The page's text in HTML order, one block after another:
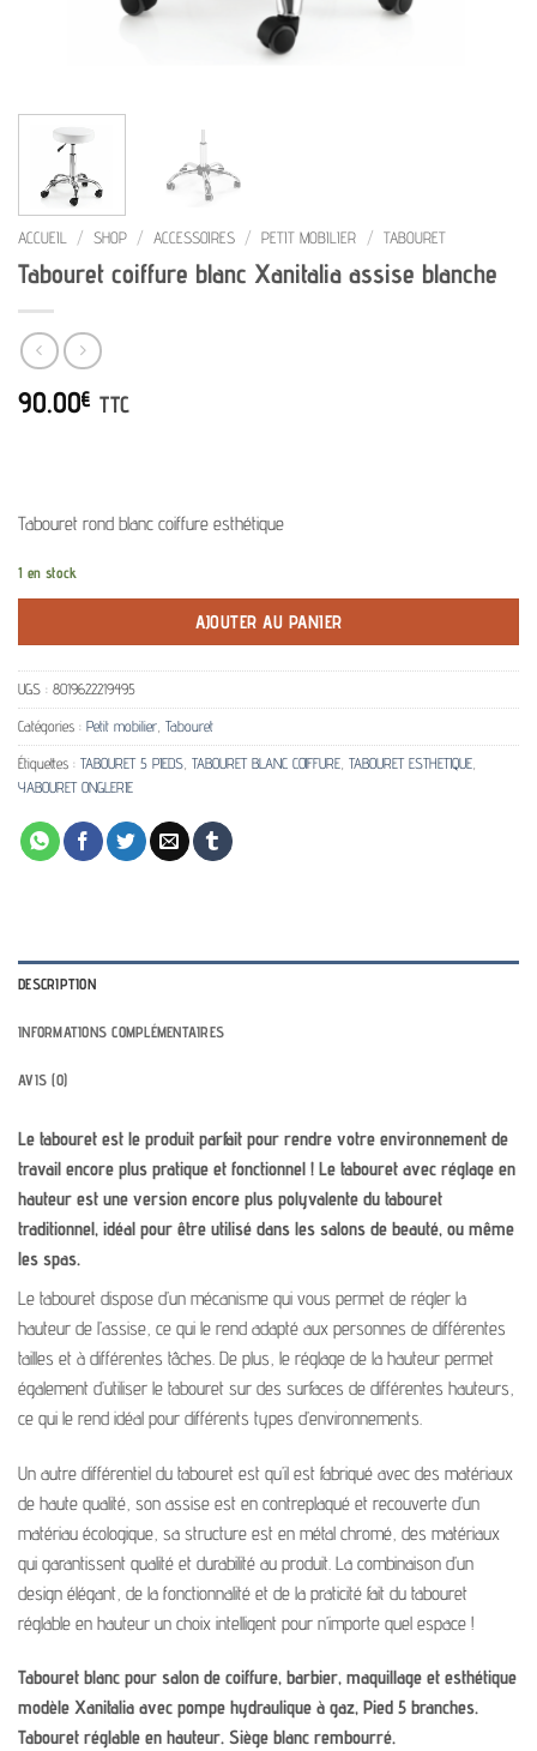
ACCUEIL / SHOP / ACCESSOIRES / PETIT MOBILIER / TABOURET
Tabouret coiffure blanc Xanitalia assise blanche
90.00€ TTC
Tabouret rond blanc coiffure esthétique
1 en stock
AJOUTER AU PANIER
UGS : 8019622219495
Catégories : Petit mobilier Tabouret
Étiquettes : TABOURET 5 PIEDS TABOURET BLANC COIFFURE TABOURET ESTHETIQUE
YABOURET ONGLERIE
DESCRIPTION
INFORMATIONS COMPLÉMENTAIRES
AVIS (0)
Le tabouret est le produit parfait pour rendre votre environnement de
travail encore plus pratique et fonctionnel ! Le tabouret avec réglage en
hauteur est une version encore plus polyvalente du tabouret
traditionnel, idéal pour être utilisé dans les salons de beauté, ou même
les spas.
Le tabouret dispose d’un mécanisme qui vous permet de régler la
hauteur de l’assise, ce qui le rend adapté aux personnes de différentes
tailles et à différentes tâches. De plus, le réglage de la hauteur permet
également d’utiliser le tabouret sur des surfaces de différentes hauteurs,
ce qui le rend idéal pour différents types d’environnements.
Un autre différentiel du tabouret est qu’il est fabriqué avec des matériaux
de haute qualité, son assise est en contreplaqué et recouverte d’un
matériau écologique, sa structure est en métal chromé, des matériaux
qui garantissent qualité et durabilité au produit. La combinaison d’un
design élégant, de la fonctionnalité et de la praticité fait du tabouret
réglable en hauteur un choix intelligent pour n’importe quel espace !
Tabouret blanc pour salon de coiffure, barbier, maquillage et esthétique
modèle Xanitalia avec pompe hydraulique à gaz, Pied 5 branches.
Tabouret réglable en hauteur. Siège blanc rembourré.